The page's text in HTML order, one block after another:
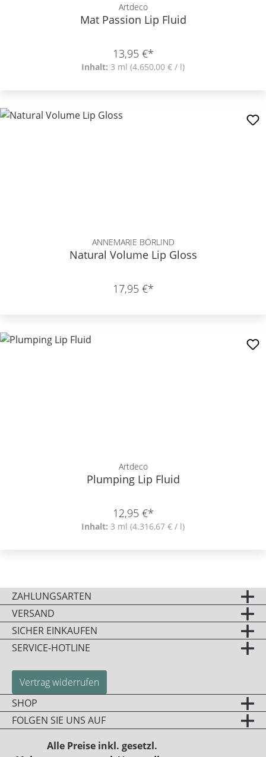
Artdeco
Mat Passion Lip Fluid
13,95 €*
Inhalt: 3 ml (4.650,00 € / l)
ANNEMARIE BÖRLIND
Natural Volume Lip Gloss
17,95 €*
Artdeco
Plumping Lip Fluid
12,95 €*
Inhalt: 3 ml (4.316,67 € / l)
ZAHLUNGSARTEN
VERSAND
SICHER EINKAUFEN
SERVICE-HOTLINE
Vertrag widerrufen
SHOP
FOLGEN SIE UNS AUF
Alle Preise inkl. gesetzl.